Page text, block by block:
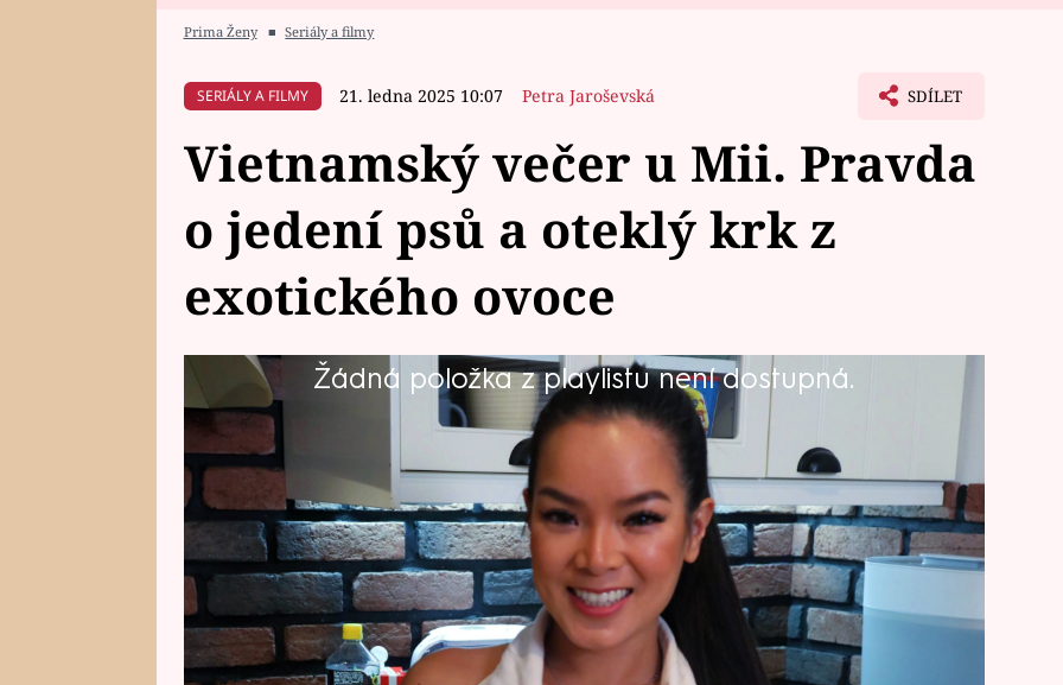
Prima Ženy ■ Seriály a filmy
SERIÁLY A FILMY 21. ledna 2025 10:07 Petra Jaroševská SDÍLET
Vietnamský večer u Mii. Pravda
o jedení psů a oteklý krk z
exotického ovoce
Žádná položka z playlistu není dostupná.
V úterý v soutěži amatérských kuchařů uvaří maminka dvou dětí Mia
Smejkalová. Prozradí toho dost ze soukromí. I to, proč se na ni tatínek
zlobil, když vietnamským rodičům přivedla ukázat Čecha. Jak se
hostům budou zamlouvat vietnamské speciality, které Mia vaří od
útlého mládí?